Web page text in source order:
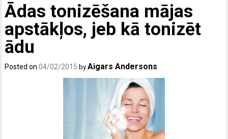
Ādas tonizēšana mājas
apstākļos, jeb kā tonizēt
ādu
Posted on04/02/2015 byAigars Andersons